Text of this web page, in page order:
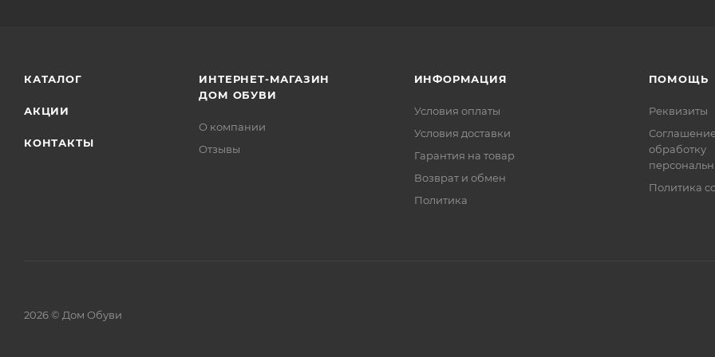
КАТАЛОГ
АКЦИИ
КОНТАКТЫ
ИНТЕРНЕТ-МАГАЗИН
ДОМ ОБУВИ
О компании
Отзывы
ИНФОРМАЦИЯ
Условия оплаты
Условия доставки
Гарантия на товар
Возврат и обмен
Политика
ПОМОЩЬ
Реквизиты
обработку
Политика
2026 © Дом Обуви